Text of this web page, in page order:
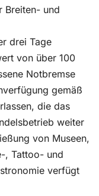
Breiten- und
drei Tage
von über 100
Notbremse
gemäß
die das
weiter
von Museen,
, Tattoo- und
verfügt